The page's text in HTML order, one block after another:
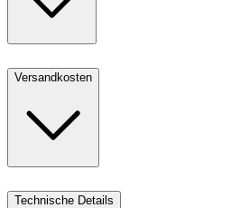
Versandkosten
Technische Details